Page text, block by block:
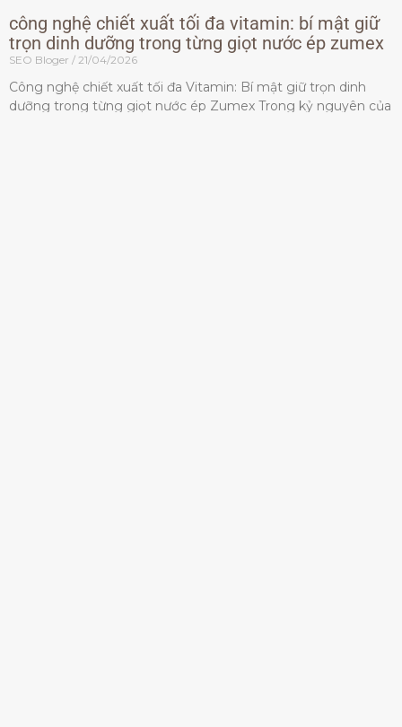
công nghệ chiết xuất tối đa vitamin: bí mật giữ
trọn dinh dưỡng trong từng giọt nước ép zumex
SEO Bloger 21/04/2026
Công nghệ chiết xuất tối đa Vitamin: Bí mật giữ trọn dinh
dưỡng trong từng giọt nước ép Zumex Trong kỷ nguyên của